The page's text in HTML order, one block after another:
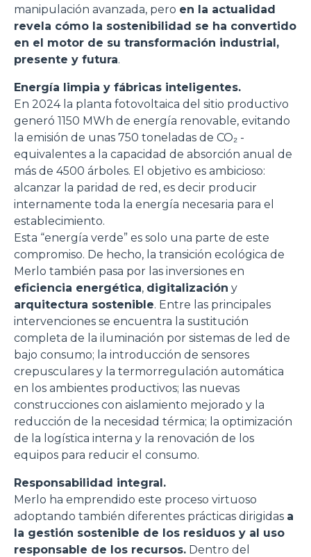
manipulación avanzada, pero en la actualidad
revela cómo la sostenibilidad se ha convertido
en el motor de su transformación industrial,
presente y futura.
Energía limpia y fábricas inteligentes.
En 2024 la planta fotovoltaica del sitio productivo
generó 1150 MWh de energía renovable, evitando
la emisión de unas 750 toneladas de CO₂ -
equivalentes a la capacidad de absorción anual de
más de 4500 árboles. El objetivo es ambicioso:
alcanzar la paridad de red, es decir producir
internamente toda la energía necesaria para el
establecimiento.
Esta “energía verde” es solo una parte de este
compromiso. De hecho, la transición ecológica de
Merlo también pasa por las inversiones en
eficiencia energética, digitalización y
arquitectura sostenible. Entre las principales
intervenciones se encuentra la sustitución
completa de la iluminación por sistemas de led de
bajo consumo; la introducción de sensores
crepusculares y la termorregulación automática
en los ambientes productivos; las nuevas
construcciones con aislamiento mejorado y la
reducción de la necesidad térmica; la optimización
de la logística interna y la renovación de los
equipos para reducir el consumo.
Responsabilidad integral.
Merlo ha emprendido este proceso virtuoso
adoptando también diferentes prácticas dirigidas a
la gestión sostenible de los residuos y al uso
responsable de los recursos. Dentro del